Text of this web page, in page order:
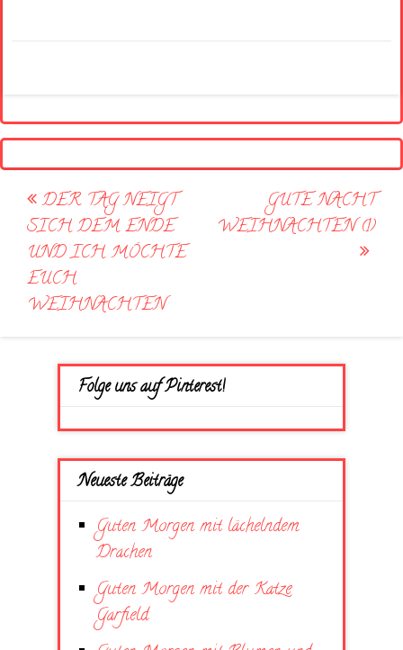
Post
navigation
DER TAG NEIGT
SICH DEM ENDE
UND ICH MÖCHTE
EUCH
WEIHNACHTEN
GUTE NACHT
WEIHNACHTEN (1)
Folge uns auf Pinterest!
Neueste Beiträge
Guten Morgen mit lächelndem
Drachen
Guten Morgen mit der Katze
Garfield